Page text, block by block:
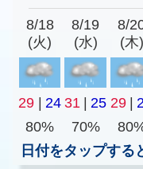
8/18
(火)
8/19
(水)
8/
(木)
29 | 24 31 | 25 29 |
80%
70%
日付をタップする